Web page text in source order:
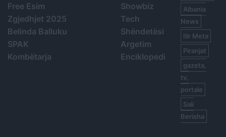
Free Esim
Zgjedhjet 2025
Belinda Balluku
SPAK
Kombëtarja
Showbiz
Tech
Shëndetësi
Argetim
Enciklopedi
Albania
News
Ilir Meta
Piranjat
gazeta,
tv,
portale
Sali
Berisha